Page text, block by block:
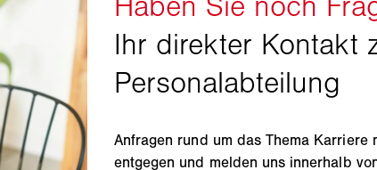
Anfragen rund um das Thema Karriere
entgegen und melden uns innerhalb